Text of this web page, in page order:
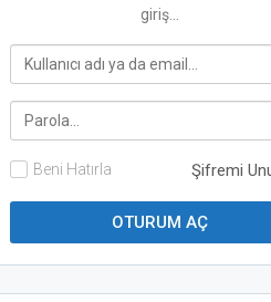
giriş...
Şifremi
Beni Hatırla